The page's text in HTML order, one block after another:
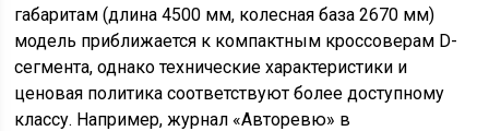
габаритам (длина 4500 мм, колесная база 2670 мм)
модель приближается к компактным кроссоверам D-
сегмента, однако технические характеристики и
ценовая политика соответствуют более доступному
классу. Например, журнал «Авторевю» в